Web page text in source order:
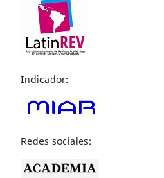
Indicador:
Redes sociales: